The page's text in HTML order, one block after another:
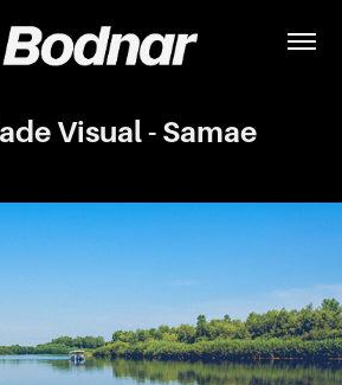
Visual - Samae